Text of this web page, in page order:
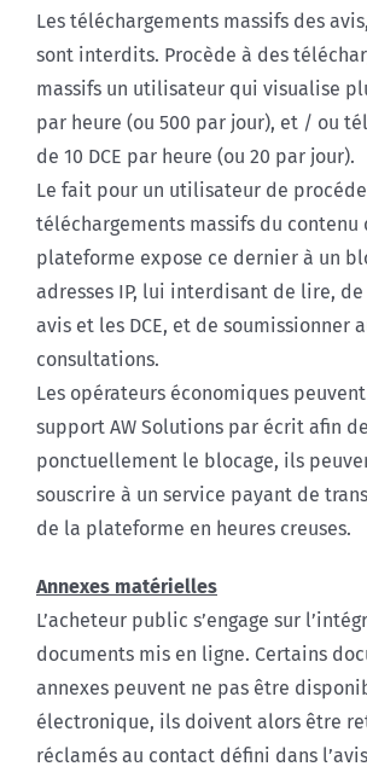
Les téléchargements massifs des
sont interdits. Procède à des
massifs un utilisateur qui visualise
par heure (ou 500 par jour), et / ou
de 10 DCE par heure (ou 20 par jour).
Le fait pour un utilisateur de
téléchargements massifs du contenu
plateforme expose ce dernier à un
adresses IP, lui interdisant de lire,
avis et les DCE, et de soumissionner
consultations.
Les opérateurs économiques
support AW Solutions par écrit afin
ponctuellement le blocage, ils
souscrire à un service payant de
de la plateforme en heures creuses.
Annexes matérielles
L’acheteur public s’engage sur
documents mis en ligne. Certains
annexes peuvent ne pas être
électronique, ils doivent alors être
réclamés au contact défini dans